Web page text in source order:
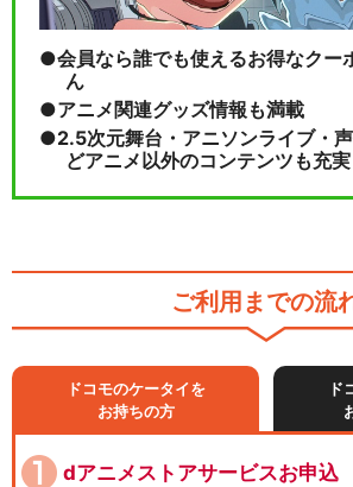
会員なら誰でも使えるお得なクー
ん
アニメ関連グッズ情報も満載
2.5次元舞台・アニソンライブ・
どアニメ以外のコンテンツも充実
ご利用までの流
ドコモのケータイを
お持ちの方
ド
dアニメストアサービスお申込